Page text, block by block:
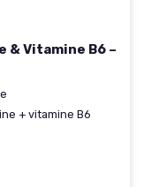
& Vitamine B6 –
+ vitamine B6